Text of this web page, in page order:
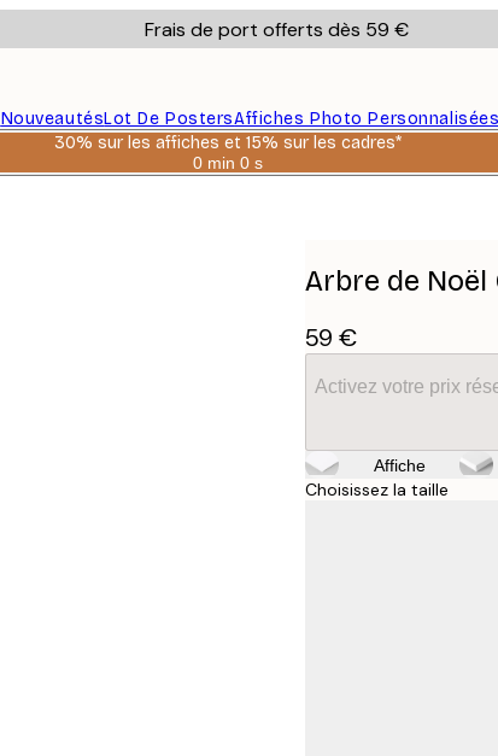
Frais de port offerts dès 59 €
NouveautésLot De PostersAffiches Photo
30% sur les affiches et 15% sur les cadres*
0 min 0 s
Valable
Arbre de Noël
59 €
Activez votre prix
Affiche
Choisissez la taille